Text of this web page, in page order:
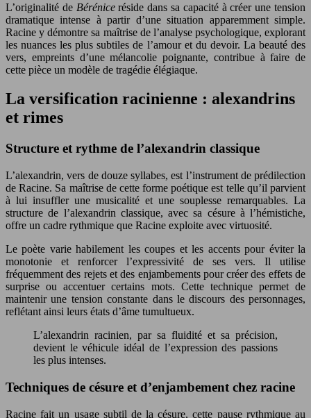
L’originalité de Béréniceréside dans sa capacité à créer une tension
dramatique intense à partir d’une situation apparemment simple.
Racine y démontre sa maîtrise de l’analyse psychologique, explorant
les nuances les plus subtiles de l’amour et du devoir. La beauté des
vers, empreints d’une mélancolie poignante, contribue à faire de
cette pièce un modèle de tragédie élégiaque.
La versification racinienne : alexandrins
et rimes
Structure et rythme de l’alexandrin classique
L’alexandrin, vers de douze syllabes, est l’instrument de prédilection
de Racine. Sa maîtrise de cette forme poétique est telle qu’il parvient
à lui insuffler une musicalité et une souplesse remarquables. La
structure de l’alexandrin classique, avec sa césure à l’hémistiche,
offre un cadre rythmique que Racine exploite avec virtuosité.
Le poète varie habilement les coupes et les accents pour éviter la
monotonie et renforcer l’expressivité de ses vers. Il utilise
fréquemment des rejets et des enjambements pour créer des effets de
surprise ou accentuer certains mots. Cette technique permet de
maintenir une tension constante dans le discours des personnages,
reflétant ainsi leurs états d’âme tumultueux.
L’alexandrin racinien, par sa fluidité et sa précision,
devient le véhicule idéal de l’expression des passions
les plus intenses.
Techniques de césure et d’enjambement chez racine
Racine fait un usage subtil de la césure, cette pause rythmique au